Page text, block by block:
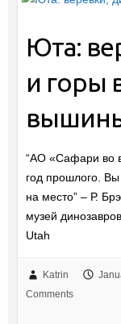
Юта:
и горы
“АО «Сафари во
год прошлого.
на место” – Р.
музей
Utah
Katrin
Comments